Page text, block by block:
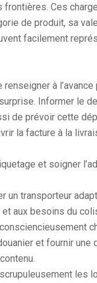
frontières. Ces
de produit, sa
facilement
renseigner à
Informer le
de prévoir cette
la facture à la
et soigner
un transporteur
aux besoins du
et fournir une
les